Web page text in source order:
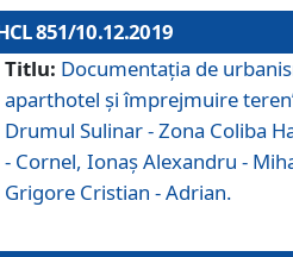
851/10.12.2019
Titlu: Documentaţia de
aparthotel şi împrejmuire
Drumul Sulinar - Zona Coliba
- Cornel, Ionaş Alexandru -
Grigore Cristian - Adrian.